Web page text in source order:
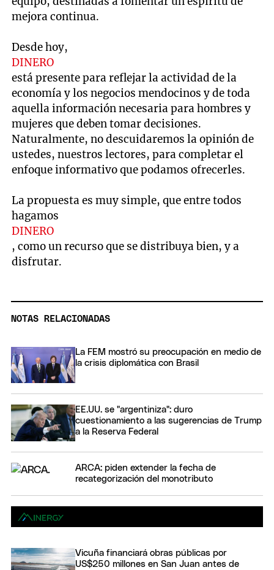
mejora continua.
Desde hoy,
DINERO
está presente para reflejar la actividad de la
economía y los negocios mendocinos y de toda
aquella información necesaria para hombres y
mujeres que deben tomar decisiones.
Naturalmente, no descuidaremos la opinión de
ustedes, nuestros lectores, para completar el
enfoque informativo que podamos ofrecerles.
La propuesta es muy simple, que entre todos
hagamos
DINERO
, como un recurso que se distribuya bien, y a
disfrutar.
NOTAS RELACIONADAS
La FEM mostró su preocupación en medio de
la crisis diplomática con Brasil
EE.UU. se "argentiniza": duro
cuestionamiento a las sugerencias de Trump
a la Reserva Federal
ARCA: piden extender la fecha de
recategorización del monotributo
Vicuña financiará obras públicas por
US$250 millones en San Juan antes de